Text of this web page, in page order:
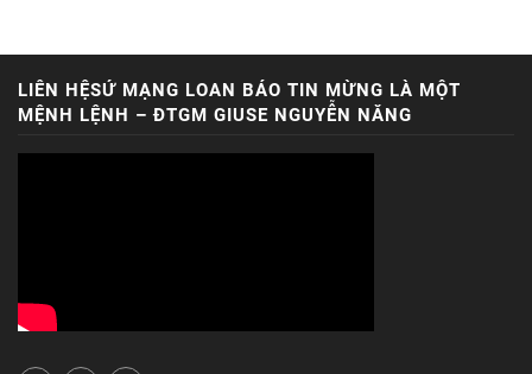
LIÊN HỆSỨ MẠNG LOAN BÁO TIN MỪNG LÀ MỘT
MỆNH LỆNH – ĐTGM GIUSE NGUYỄN NĂNG